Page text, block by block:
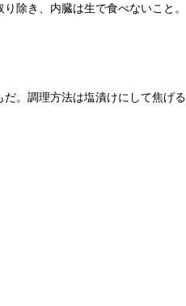
除き、内臓は生で食べないこと
。調理方法は塩漬けにして焦げ